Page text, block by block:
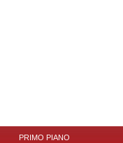
PRIMO PIANO